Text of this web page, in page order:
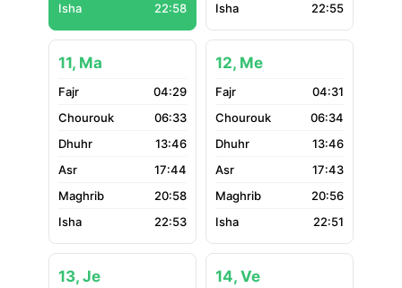
22:58
22:55
11, Ma
04:29
06:33
13:46
17:44
20:58
22:53
12, Me
04:31
06:34
13:46
17:43
20:56
22:51
13, Je 14, Ve